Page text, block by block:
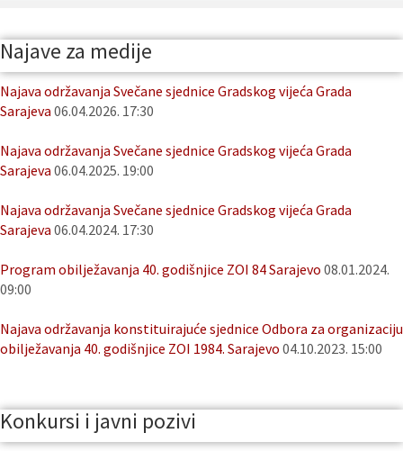
Najave za medije
Najava održavanja Svečane sjednice Gradskog vijeća Grada
Sarajeva 06.04.2026. 17:30
Najava održavanja Svečane sjednice Gradskog vijeća Grada
Sarajeva 06.04.2025. 19:00
Najava održavanja Svečane sjednice Gradskog vijeća Grada
Sarajeva 06.04.2024. 17:30
Program obilježavanja 40. godišnjice ZOI 84 Sarajevo 08.01.2024.
09:00
Najava održavanja konstituirajuće sjednice Odbora za organizaciju
obilježavanja 40. godišnjice ZOI 1984. Sarajevo 04.10.2023. 15:00
Konkursi i javni pozivi